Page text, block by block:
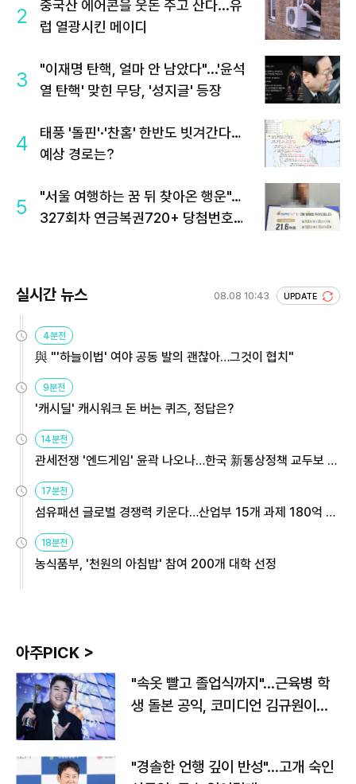
2
중국산 에어콘을 웃돈 주고 산다...유
럽 열광시킨 메이디
3
"이재명 탄핵, 얼마 안 남았다"...'윤석
열 탄핵' 맞힌 무당, '성지글' 등장
4
태풍 '돌핀'·'찬홈' 한반도 빗겨간다…
예상 경로는?
5
"서울 여행하는 꿈 뒤 찾아온 행운"…
327회차 연금복권720+ 당첨번호조
실시간 뉴스 08.08 10:43 UPDATE
4분전
與 "'하늘이법' 여야 공동 발의 괜찮아…그것이 협치"
9분전
'캐시딜' 캐시워크 돈 버는 퀴즈, 정답은?
14분전
관세전쟁 '엔드게임' 윤곽 나오나…한국 新통상정책 교두보 활
용해야
17분전
섬유패션 글로벌 경쟁력 키운다…산업부 15개 과제 180억 지
원
18분전
농식품부, '천원의 아침밥' 참여 200개 대학 선정
아주PICK >
"속옷 빨고 졸업식까지"…근육병 학
생 돌본 공익, 코미디언 김규원이었
"경솔한 언행 깊이 반성"…고개 숙인